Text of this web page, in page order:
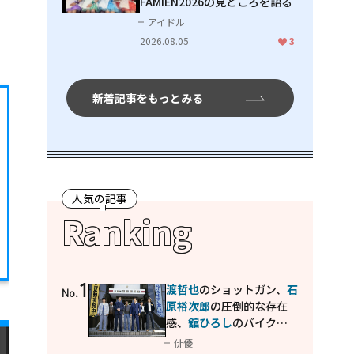
アイドル
2026.08.05
3
新着記事をもっとみる
人気の記事
Ranking
No.1 渡哲也のショットガン、石
原裕次郎の圧倒的な存在
感、舘ひろしのバイクア
クション！"大門軍団"の
俳優